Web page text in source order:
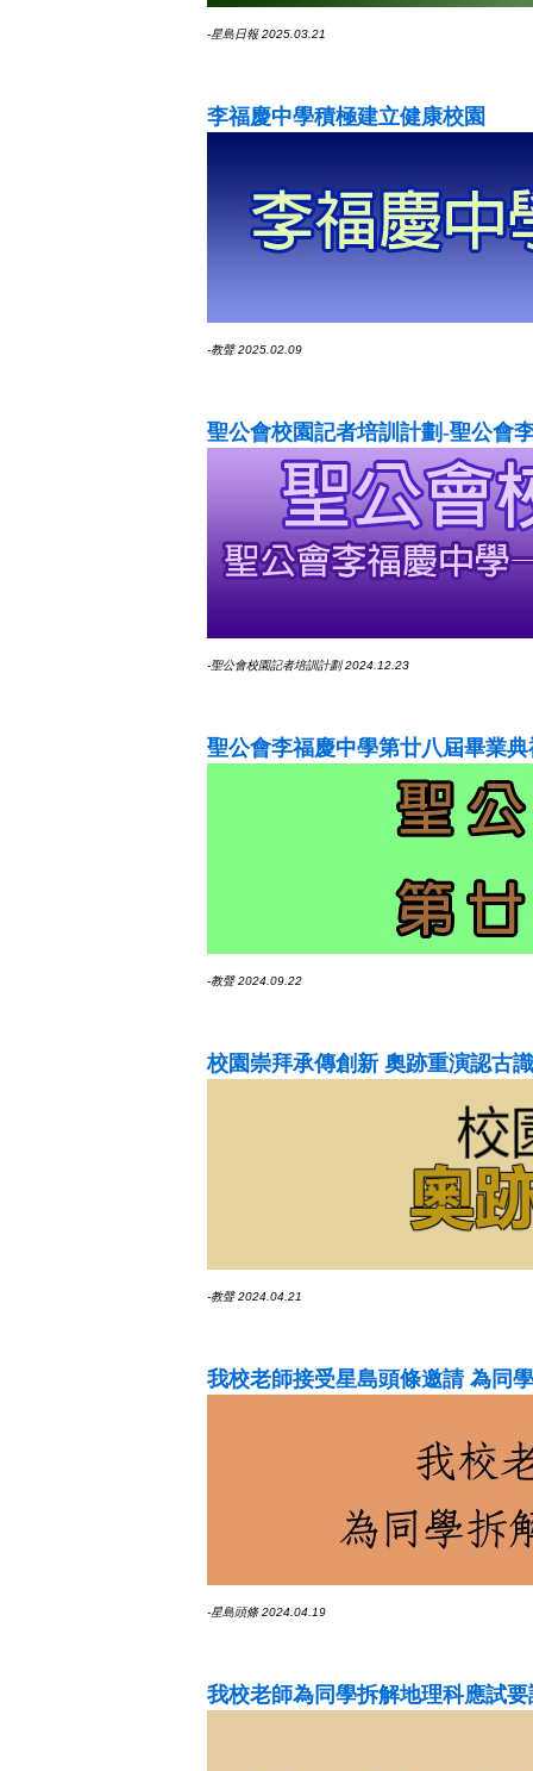
-星島日報 2025.03.21
李福慶中學積極建立健康校園
-教聲 2025.02.09
聖公會校園記者培訓計劃-聖公會
-聖公會校園記者培訓計劃 2024.12.23
聖公會李福慶中學第廿八屆畢業典
-教聲 2024.09.22
校園崇拜承傳創新 奧跡重演認古
-教聲 2024.04.21
我校老師接受星島頭條邀請 為同
-星島頭條 2024.04.19
我校老師為同學拆解地理科應試要